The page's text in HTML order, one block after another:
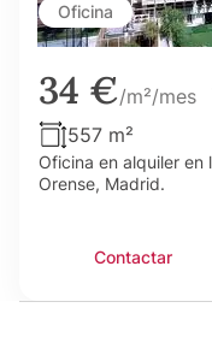
Oficina
34 €/m²/mes
557 m²
Oficina en alquiler en
Orense, Madrid.
Contactar